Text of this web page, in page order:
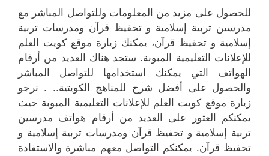
للحصول على مزيد من المعلومات وللتواصل المباشر مع
مدرسين تربية إسلامية و تحفيظ قرآن ومدرسات تربية
إسلامية و تحفيظ قرآن، يمكنك زيارة موقع كويت العلم
للإعلانات التعليمية المبوبة. ستجد هناك العديد من أرقام
الهواتف التي يمكنك استخدامها للتواصل المباشر
والحصول على أفضل شرح للمناهج الكويتية.. . نرجو
زيارة موقع كويت العلم للإعلانات التعليمية المبوبة حيث
يمكنكم العثور على العديد من أرقام هواتف مدرسين
تربية إسلامية و تحفيظ قرآن ومدرسات تربية إسلامية و
تحفيظ قرآن. يمكنكم التواصل معهم مباشرة والاستفادة